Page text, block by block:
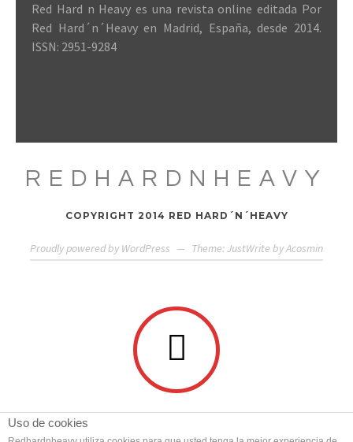
Red Hard n Heavy es una revista online editada Por
Red Hard´n´Heavy en Madrid, España, desde 2014.
ISSN: 2951-9284
REDHARDNHEAVY
COPYRIGHT 2014 RED HARD´N´HEAVY
Proudly powered by WordPress — Theme: JustWrite byAcosmin
Uso de cookies